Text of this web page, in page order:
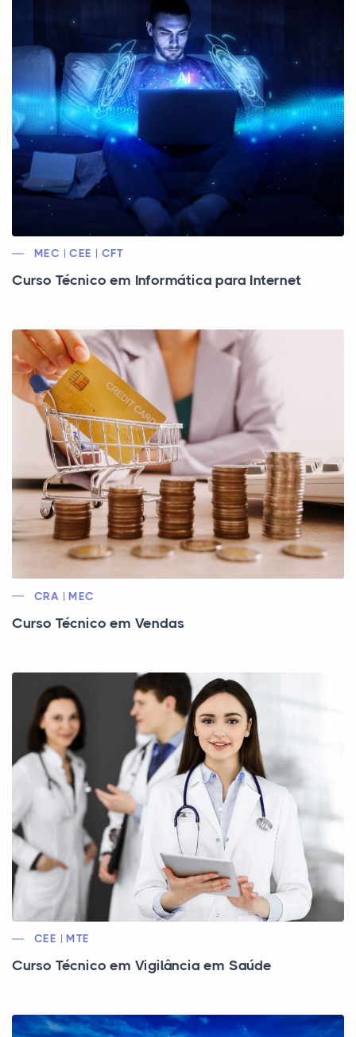
MEC | CEE | CFT
Curso Técnico em Informática para Internet
CRA | MEC
Curso Técnico em Vendas
CEE | MTE
Curso Técnico em Vigilância em Saúde